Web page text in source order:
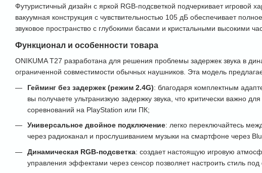
Футуристичный дизайн с яркой RGB-подсветкой подчеркивает игровой
вакуумная конструкция с чувствительностью 105 дБ обеспечивает
звуковое пространство с глубокими басами и кристальными высокими
Функционал и особенности товара
ONIKUMA Т27 разработана для решения проблемы задержек звука в
ограниченной совместимости обычных наушников. Эта модель
Гейминг без задержек (режим 2.4G): благодаря комплектным
вы получаете ультранизкую задержку звука, что критически важно
соревнований на PlayStation или ПК;
Универсальное двойное подключение: легко переключайтесь
через радиоканал и прослушиванием музыки на смартфоне через
Динамическая RGB-подсветка: создает настоящую игровую
управления эффектами через сенсор позволяет настроить стиль под